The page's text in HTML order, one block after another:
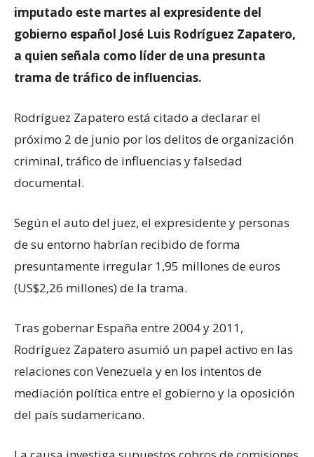
imputado este martes al expresidente del
gobierno español José Luis Rodríguez Zapatero,
a quien señala como líder de una presunta
trama de tráfico de influencias.
Rodríguez Zapatero está citado a declarar el
próximo 2 de junio por los delitos de organización
criminal, tráfico de influencias y falsedad
documental.
Según el auto del juez, el expresidente y personas
de su entorno habrían recibido de forma
presuntamente irregular 1,95 millones de euros
(US$2,26 millones) de la trama.
Tras gobernar España entre 2004 y 2011,
Rodríguez Zapatero asumió un papel activo en las
relaciones con Venezuela y en los intentos de
mediación política entre el gobierno y la oposición
del país sudamericano.